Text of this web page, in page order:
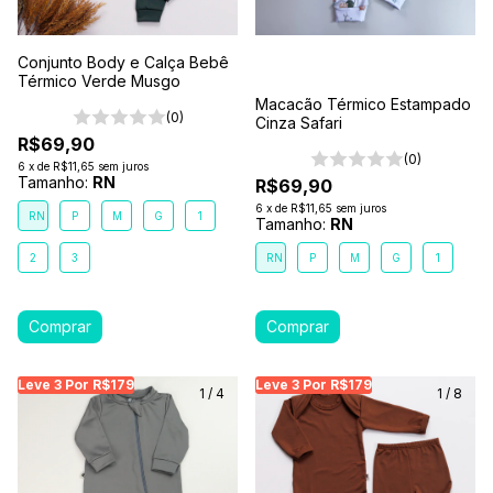
Conjunto Body e Calça Bebê
Térmico Verde Musgo
(0)
R$69,90
6 x de R$11,65 sem juros
Tamanho: RN
RN P M G 1
2 3
Macacão Térmico Estampado
Cinza Safari
(0)
R$69,90
6 x de R$11,65 sem juros
Tamanho: RN
RN P M G 1
Leve 3 Por R$179
Leve 3 Por R$179 Leve 3 Por R$179
1 / 4
Leve 3 Por R$179
Leve 3 Por R$179
1 / 8